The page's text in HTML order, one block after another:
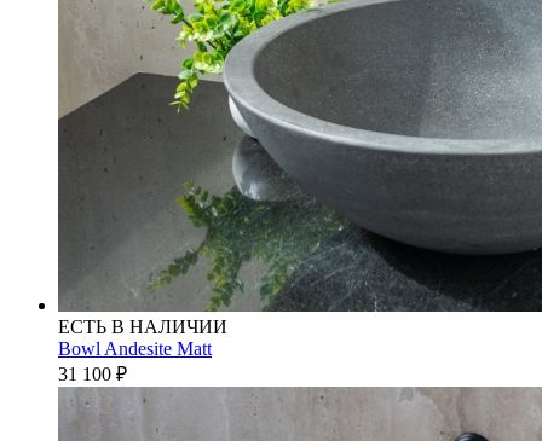
ЕСТЬ В НАЛИЧИИ
Bowl Andesite Matt
31 100 ₽